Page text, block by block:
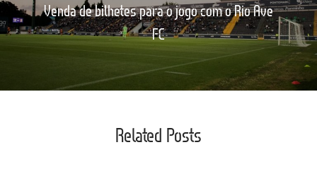
Venda de bilhetes para o jogo com o Rio Ave
FC
Related Posts